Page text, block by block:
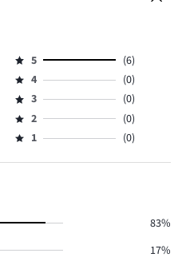
Ocena
5,
ilość
głosów
6.
5
(6)
Ocena
4,
ilość
głosów
4
(0)
Ocena
3,
ilość
3
(0)
Ocena
2,
2
(0)
Ocena
1,
1 (0)
83%
17%